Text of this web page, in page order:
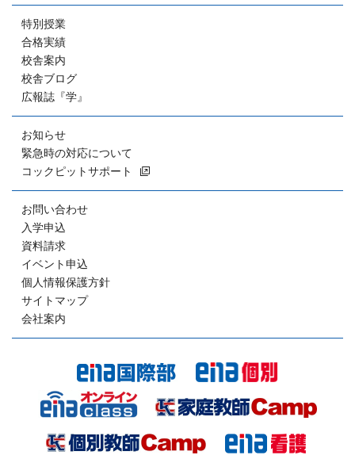
特別授業
合格実績
校舎案内
校舎ブログ
広報誌『学』
お知らせ
緊急時の対応について
コックピットサポート
お問い合わせ
入学申込
資料請求
イベント申込
個人情報保護方針
サイトマップ
会社案内